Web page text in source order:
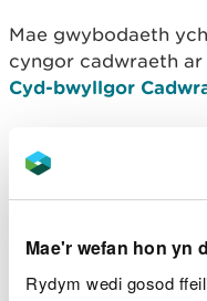
Mae'r wefan hon yn
Rydym wedi gosod
Mae gwybodaeth
cyngor cadwraeth
Cyd-bwyllgor
cadwraeth
Mae’r fersiynau
unrhyw gyngor